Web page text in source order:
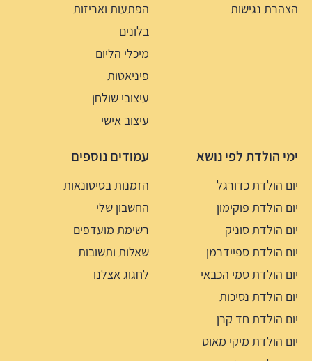
הצהרת נגישות
הפתעות ואריזות
בלונים
מיכלי הליום
פיניאטות
עיצובי שולחן
עיצוב אישי
ימי הולדת לפי נושא
יום הולדת כדורגל
יום הולדת פוקימון
יום הולדת סוניק
יום הולדת ספיידרמן
יום הולדת סמי הכבאי
יום הולדת נסיכות
יום הולדת חד קרן
יום הולדת מיקי מאוס
עמודים נוספים
הזמנות בסיטונאות
החשבון שלי
רשימת מועדפים
שאלות ותשובות
לחגוג אצלנו